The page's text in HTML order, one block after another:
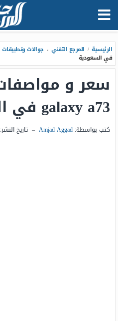
الرئيسية / المرجع التقني ، جوالات وتطبيقات
في السعودية
galaxy a73 في السعودية
كتب بواسطة: Amjad Aggad
– تاريخ النشر: